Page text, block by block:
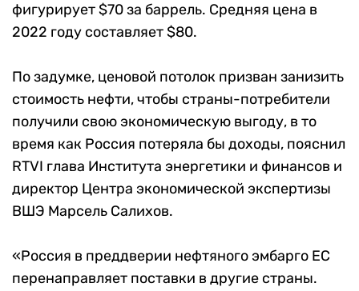
фигурирует $70 за баррель. Средняя цена в
2022 году составляет $80.
По задумке, ценовой потолок призван занизить
стоимость нефти, чтобы страны-потребители
получили свою экономическую выгоду, в то
время как Россия потеряла бы доходы, пояснил
RTVI глава Института энергетики и финансов и
директор Центра экономической экспертизы
ВШЭ Марсель Салихов.
«Россия в преддверии нефтяного эмбарго ЕС
перенаправляет поставки в другие страны.